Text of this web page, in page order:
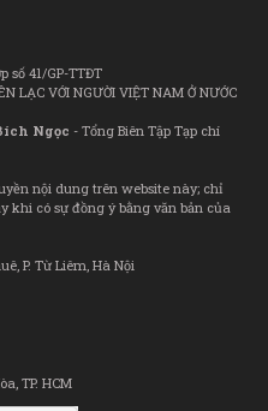
số 41/GP-TTĐT
LẠC VỚI NGƯỜI VIỆT NAM Ở NƯỚC
Ngọc - Tổng Biên Tập Tạp chí
nội dung trên website này; chỉ
khi có sự đồng ý bằng văn bản của
P. Từ Liêm, Hà Nội
TP. HCM